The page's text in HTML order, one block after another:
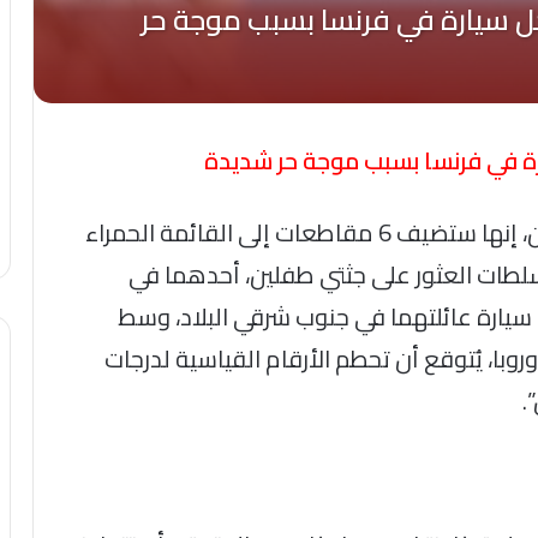
في فرنسا بسبب موجة حر شديدة
أكدت هيئة الأرصاد الجوية الفرنسية، الاثنين، إنها ستضيف 6 مقاطعات إلى القائمة الحمراء
العثور على جثتي طفلين، أحدهما في
سيارة عائلتهما في جنوب شرقي البلاد، وسط
يُتوقع أن تحطم الأرقام القياسية لدرجات